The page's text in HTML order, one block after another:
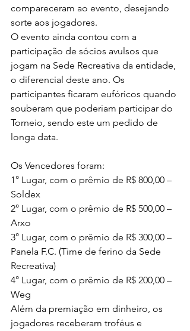
compareceram ao evento, desejando
sorte aos jogadores.
O evento ainda contou com a
participação de sócios avulsos que
jogam na Sede Recreativa da entidade,
o diferencial deste ano. Os
participantes ficaram eufóricos quando
souberam que poderiam participar do
Torneio, sendo este um pedido de
longa data.
Os Vencedores foram:
1° Lugar, com o prêmio de R$ 800,00 –
Soldex
2° Lugar, com o prêmio de R$ 500,00 –
Arxo
3° Lugar, com o prêmio de R$ 300,00 –
Panela F.C. (Time de ferino da Sede
Recreativa)
4° Lugar, com o prêmio de R$ 200,00 –
Weg
Além da premiação em dinheiro, os
jogadores receberam troféus e